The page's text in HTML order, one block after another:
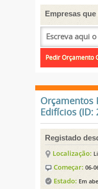
Empresas
Orçamentos
Edifícios (ID:
Registado
Localização:
Começar: 06-
Estado: Em